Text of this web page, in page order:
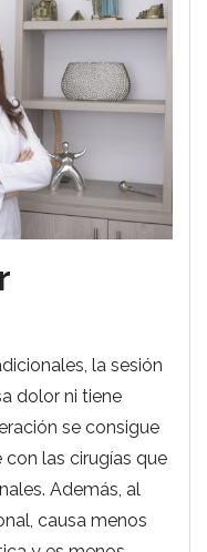
la sesión
dolor ni tiene
se consigue
las cirugías que
Además, al
causa menos